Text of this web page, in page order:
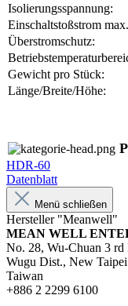
Isolierungsspannung:
Einschaltstoßstrom
Überstromschutz:
Gewicht pro Stück:
Länge/Breite/Höhe:
HDR-60
Datenblatt
Menü schließen
Hersteller "Meanwell"
MEAN WELL
No. 28, Wu-Chuan 3 rd
Wugu Dist., New
Taiwan
+886 2 2299 6100